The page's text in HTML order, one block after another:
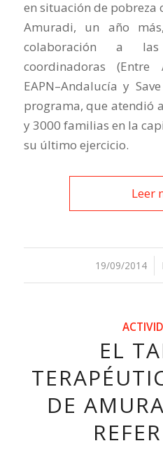
en situación de
Amuradi, un año
colaboración a
coordinadoras (Entre
EAPN–Andalucía y
programa, que atendió
y 3000 familias en la
su último ejercicio.
Leer
19/09/2014
/
EL
DE